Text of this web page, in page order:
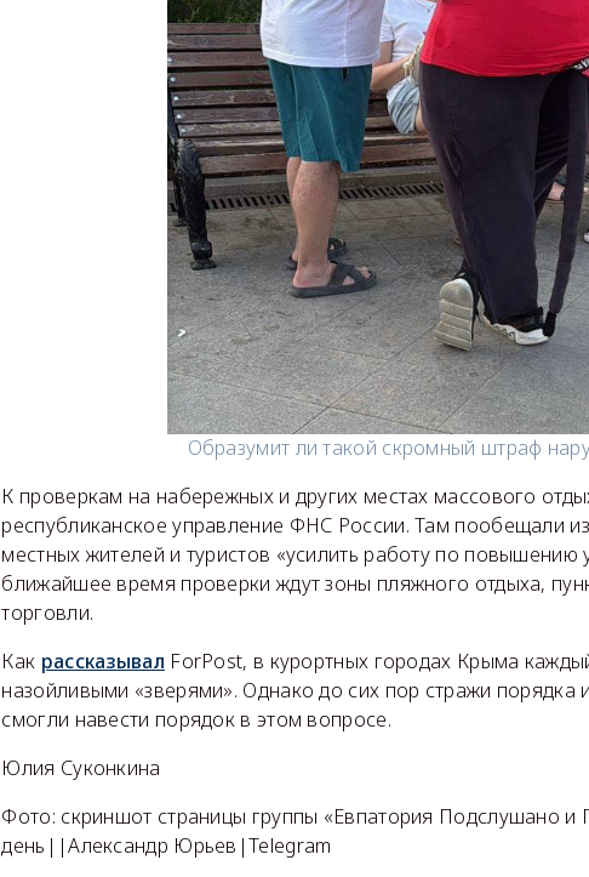
Образумит ли такой скромный штраф
К проверкам на набережных и других местах массового
республиканское управление ФНС России. Там пообещали
местных жителей и туристов «усилить работу по
ближайшее время проверки ждут зоны пляжного отдыха,
торговли.
Как рассказывал ForPost, в курортных городах Крыма
назойливыми «зверями». Однако до сих пор стражи порядка
смогли навести порядок в этом вопросе.
Юлия Суконкина
Фото: скриншот страницы группы «Евпатория Подслушано
день||Александр Юрьев|Telegram